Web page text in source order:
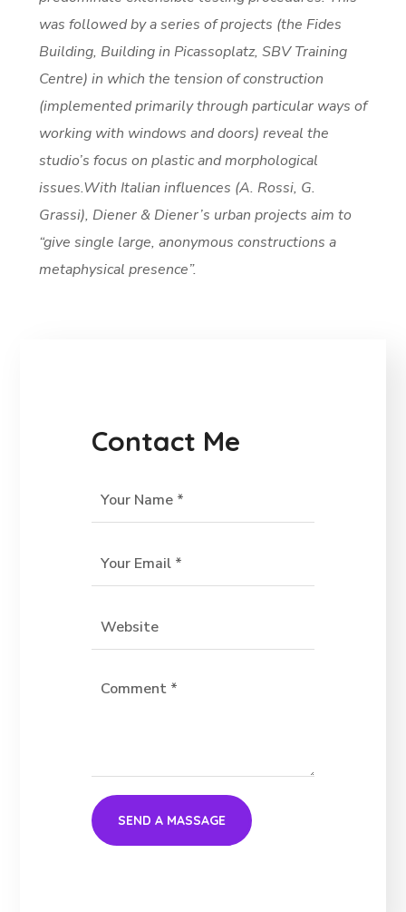
was followed by a series of projects (the Fides
Building, Building in Picassoplatz, SBV Training
Centre) in which the tension of construction
(implemented primarily through particular ways of
working with windows and doors) reveal the
studio’s focus on plastic and morphological
issues.With Italian influences (A. Rossi, G.
Grassi), Diener & Diener’s urban projects aim to
“give single large, anonymous constructions a
metaphysical presence”.
Contact Me